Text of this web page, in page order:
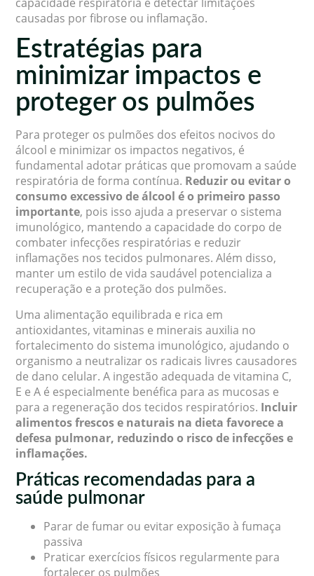
causadas por fibrose ou inflamação.
Estratégias para
minimizar impactos e
proteger os pulmões
Para proteger os pulmões dos efeitos nocivos do
álcool e minimizar os impactos negativos, é
fundamental adotar práticas que promovam a saúde
respiratória de forma contínua. Reduzir ou evitar o
consumo excessivo de álcool é o primeiro passo
importante, pois isso ajuda a preservar o sistema
imunológico, mantendo a capacidade do corpo de
combater infecções respiratórias e reduzir
inflamações nos tecidos pulmonares. Além disso,
manter um estilo de vida saudável potencializa a
recuperação e a proteção dos pulmões.
Uma alimentação equilibrada e rica em
antioxidantes, vitaminas e minerais auxilia no
fortalecimento do sistema imunológico, ajudando o
organismo a neutralizar os radicais livres causadores
de dano celular. A ingestão adequada de vitamina C,
E e A é especialmente benéfica para as mucosas e
para a regeneração dos tecidos respiratórios. Incluir
alimentos frescos e naturais na dieta favorece a
defesa pulmonar, reduzindo o risco de infecções e
inflamações.
Práticas recomendadas para a
saúde pulmonar
Parar de fumar ou evitar exposição à fumaça
passiva
Praticar exercícios físicos regularmente para
fortalecer os pulmões